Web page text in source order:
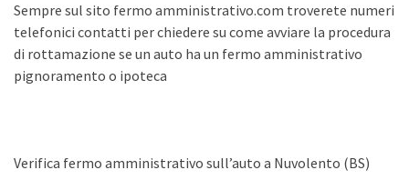
Sempre sul sito fermo amministrativo.com troverete numeri
telefonici contatti per chiedere su come avviare la procedura
di rottamazione se un auto ha un fermo amministrativo
pignoramento o ipoteca
Verifica fermo amministrativo sull’auto a Nuvolento (BS)